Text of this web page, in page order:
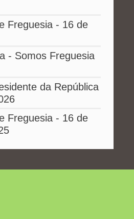
Freguesia - 16 de
- Somos Freguesia
da República
Freguesia - 16 de